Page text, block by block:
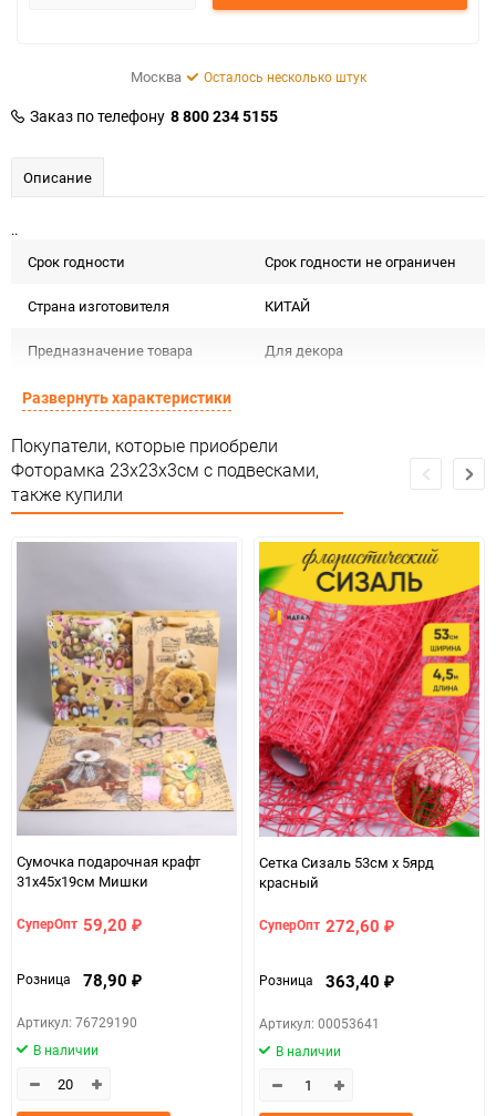
Москва Осталось несколько штук
Заказ по телефону 8 800 234 5155
Описание
..
Срок годности
Срок годности не ограничен
Страна изготовителя КИТАЙ
Предназначение товара Для декора
Сертификация
Особые условия Особых условий не требует
Минимальное количество 1
шт
Развернуть характеристики
Покупатели, которые приобрели
Фоторамка 23x23x3см с подвесками,
также купили
Сумочка подарочная крафт
31х45х19см Мишки
СуперОпт 59,20 ₽
Розница 78,90 ₽
Артикул: 76729190
В наличии
Сетка Сизаль 53см х 5ярд
красный
СуперОпт 272,60 ₽
Розница 363,40 ₽
Артикул: 00053641
В наличии